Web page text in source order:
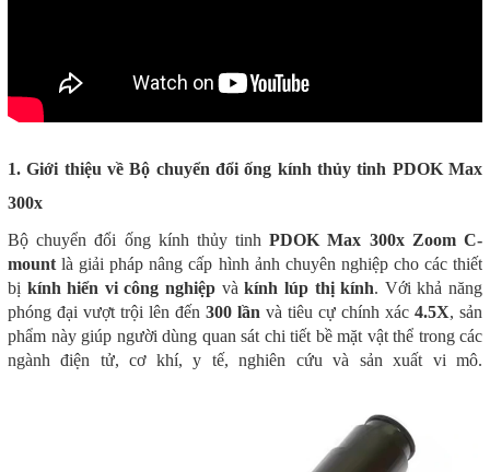
1. Giới thiệu về Bộ chuyển đổi ống kính thủy tinh PDOK Max
300x
Bộ chuyển đổi ống kính thủy tinhPDOK Max 300x Zoom C-
mount là giải pháp nâng cấp hình ảnh chuyên nghiệp cho các thiết
bị kính hiển vi công nghiệp vàkính lúp thị kính. Với khả năng
phóng đại vượt trội lên đến 300 lần và tiêu cự chính xác 4.5X, sản
phẩm này giúp người dùng quan sát chi tiết bề mặt vật thể trong các
ngành điện tử, cơ khí, y tế, nghiên cứu và sản xuất vi mô.